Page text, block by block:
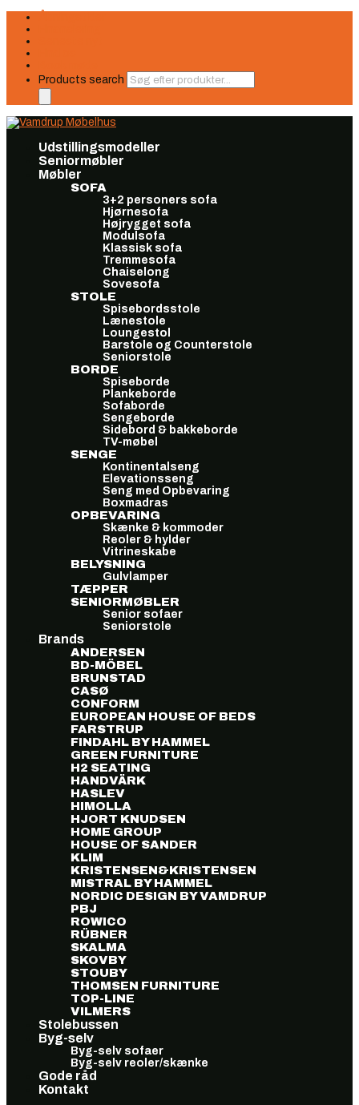
Products search
Udstillingsmodeller
Seniormøbler
Møbler
SOFA
3+2 personers sofa
Hjørnesofa
Højrygget sofa
Modulsofa
Klassisk sofa
Tremmesofa
Chaiselong
Sovesofa
STOLE
Spisebordsstole
Lænestole
Loungestol
Barstole og Counterstole
Seniorstole
BORDE
Spiseborde
Plankeborde
Sofaborde
Sengeborde
Sidebord & bakkeborde
TV-møbel
SENGE
Kontinentalseng
Elevationsseng
Seng med Opbevaring
Boxmadras
OPBEVARING
Skænke & kommoder
Reoler & hylder
Vitrineskabe
BELYSNING
Gulvlamper
TÆPPER
SENIORMØBLER
Senior sofaer
Seniorstole
Brands
ANDERSEN
BD-MÖBEL
BRUNSTAD
CASØ
CONFORM
EUROPEAN HOUSE OF BEDS
FARSTRUP
FINDAHL BY HAMMEL
GREEN FURNITURE
H2 SEATING
HANDVÄRK
HASLEV
HIMOLLA
HJORT KNUDSEN
HOME GROUP
HOUSE OF SANDER
KLIM
KRISTENSEN&KRISTENSEN
MISTRAL BY HAMMEL
NORDIC DESIGN BY VAMDRUP
PBJ
ROWICO
RÜBNER
SKALMA
SKOVBY
STOUBY
THOMSEN FURNITURE
TOP-LINE
VILMERS
Stolebussen
Byg-selv
Byg-selv sofaer
Byg-selv reoler/skænke
Gode råd
Kontakt